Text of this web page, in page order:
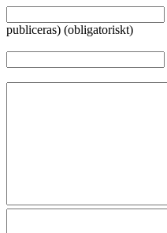
publiceras) (obligatoriskt)